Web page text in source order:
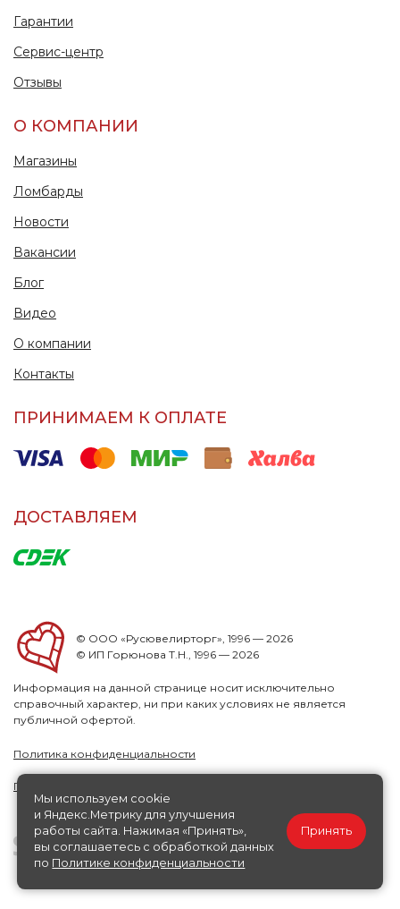
Гарантии
Сервис-центр
Отзывы
О КОМПАНИИ
Магазины
Ломбарды
Новости
Вакансии
Блог
Видео
О компании
Контакты
ПРИНИМАЕМ К ОПЛАТЕ
ДОСТАВЛЯЕМ
© ООО «Русювелирторг», 1996 — 2026
© ИП Горюнова Т.Н., 1996 — 2026
Информация на данной странице носит исключительно
справочный характер, ни при каких условиях не является
публичной офертой.
Политика конфиденциальности
Публичная офера
Мы используем cookie
и Яндекс.Метрику для улучшения
работы сайта. Нажимая «Принять»,
вы соглашаетесь с обработкой данных
по Политике конфиденциальности
Принять